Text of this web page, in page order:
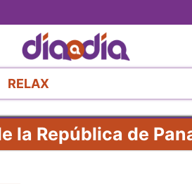
al
contenido
principal
RELAX
la República de